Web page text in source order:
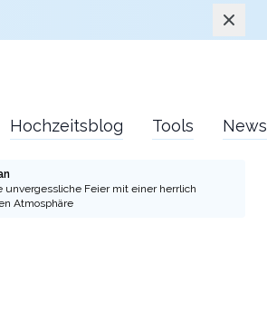
Hochzeitsblog Tools News
unvergessliche Feier mit einer herrlich
Atmosphäre